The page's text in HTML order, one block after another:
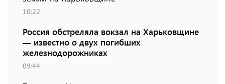
10:22
Россия обстреляла вокзал на Харьковщине
— известно о двух погибших
железнодорожниках
09:44